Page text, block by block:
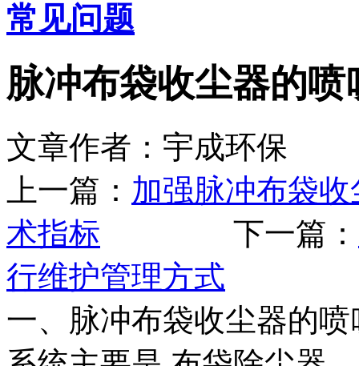
常见问题
脉冲布袋收尘器的
文章作者：宇成环保
上一篇： 加强脉冲布袋
术指标 下一篇：
行维护管理方式
一、脉冲布袋收尘器的